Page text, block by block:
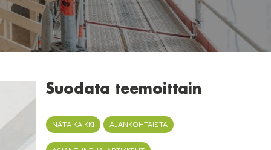
Suodata teemoittain
NÄTÄ KAIKKI AJANKOHTAISTA